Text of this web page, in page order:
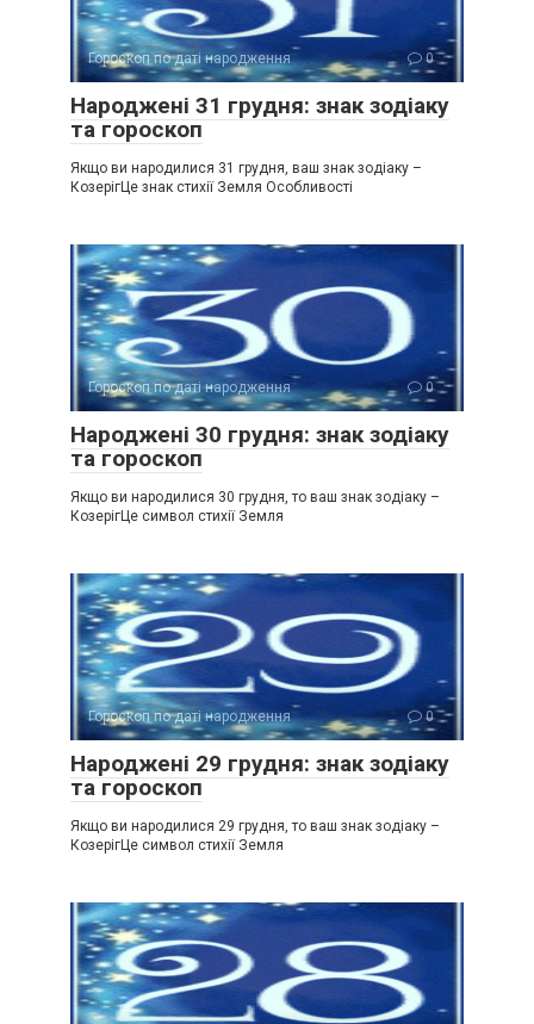
Гороскоп по даті народження 0
Народжені 31 грудня: знак зодіаку
та гороскоп
Якщо ви народилися 31 грудня, ваш знак зодіаку –
КозерігЦе знак стихії Земля Особливості
Гороскоп по даті народження 0
Народжені 30 грудня: знак зодіаку
та гороскоп
Якщо ви народилися 30 грудня, то ваш знак зодіаку –
КозерігЦе символ стихії Земля
Гороскоп по даті народження 0
Народжені 29 грудня: знак зодіаку
та гороскоп
Якщо ви народилися 29 грудня, то ваш знак зодіаку –
КозерігЦе символ стихії Земля